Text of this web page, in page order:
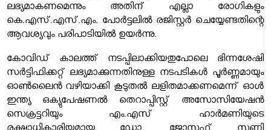
ലഭ്യമാകണമെന്നും അതിന് എല്ലാ രോഗികളും
കെ.എസ്.എസ്.എം. പോർട്ടലിൽ രജിസ്റ്റർ ചെയ്യേണ്ടതിന്റെ
ആവശ്യവും പരിപാടിയിൽ ഉയർന്നു.
കോവിഡ് കാലത്ത് നടപ്പിലാക്കിയതുപോലെ ഭിന്നശേഷി
സർട്ടിഫിക്കറ്റ് ലഭ്യമാക്കുന്നതിനുള്ള നടപടികൾ പൂർണ്ണമായും
ഓൺലൈൻ വഴിയാക്കി കൂടുതൽ ലളിതമാക്കണമെന്ന് ഓൾ
ഇന്ത്യ ഒക്യുപേഷണൽ തെറാപ്പിസ്റ്റ് അസോസിയേഷൻ
സെക്രട്ടറിയും എം.എസ് ഹാർമണിയുടെ